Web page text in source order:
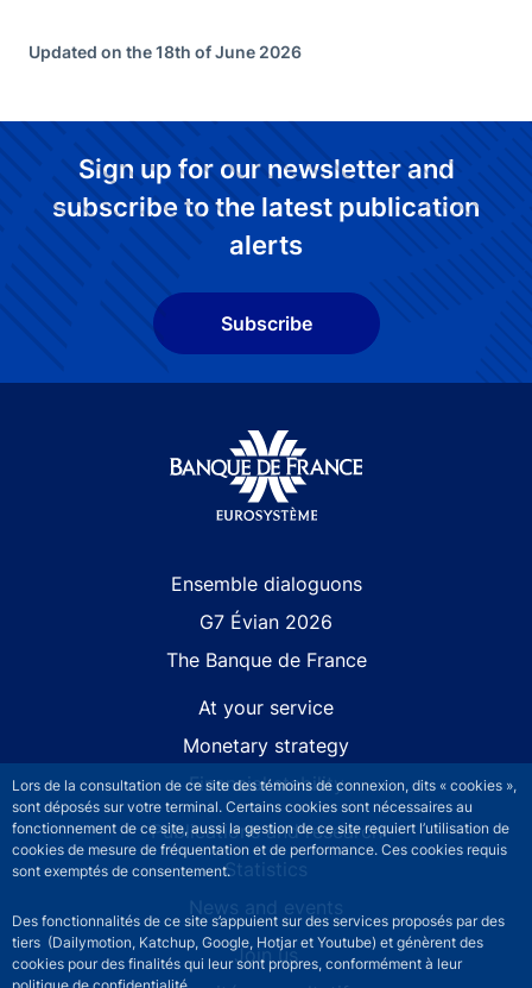
Lors de la consultation de ce site des témoins de connexion, dits « cookies »,
sont déposés sur votre terminal. Certains cookies sont nécessaires au
fonctionnement de ce site, aussi la gestion de ce site requiert l’utilisation de
cookies de mesure de fréquentation et de performance. Ces cookies requis
sont exemptés de consentement.
Des fonctionnalités de ce site s’appuient sur des services proposés par des
tiers (Dailymotion, Katchup, Google, Hotjar et Youtube) et génèrent des
cookies pour des finalités qui leur sont propres, conformément à leur
Updated on the 18th of June 2026
Sign up for our newsletter and
subscribe to the latest publication
alerts
Subscribe
Ensemble dialoguons
G7 Évian 2026
The Banque de France
At your service
Monetary strategy
Financial stability
Publications and research
Statistics
News and events
Join us